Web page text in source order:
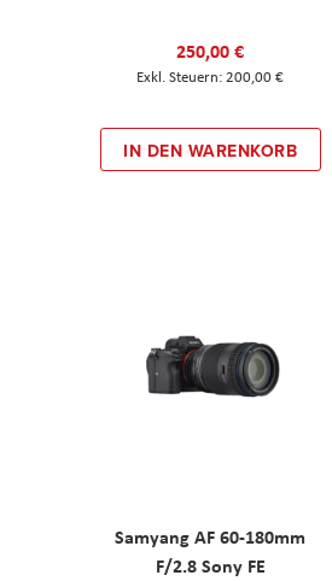
250,00 €
200,00 €
IN DEN WARENKORB
Samyang AF 60-180mm
F/2.8 Sony FE